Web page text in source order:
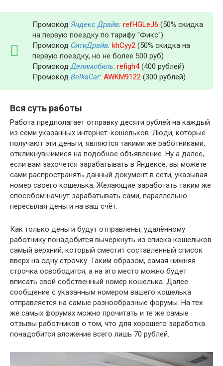
Промокод Яндекс Драйв: refHGLeJ6 (50% скидка
на первую поездку по тарифу "Фикс")
Промокод СитиДрайв: khCyy2 (50% скидка на
первую поездку, но не более 500 руб)
Промокод Делимобиль: refigh4(400 рублей)
Промокод BelkaCar: AWKM9122 (300 рублей)
Вся суть работы
Работа предполагает отправку десяти рублей на каждый
из семи указанных интернет-кошельков. Люди, которые
получают эти деньги, являются такими же работниками,
откликнувшимися на подобное объявление. Ну а далее,
если вам захочется зарабатывать в Яндексе, вы можете
сами распространять данный документ в сети, указывая
номер своего кошелька. Желающие заработать таким же
способом начнут зарабатывать сами, параллельно
пересылая деньги на ваш счёт.
Как только деньги будут отправлены, удалённому
работнику понадобится вычеркнуть из списка кошельков
самый верхний, который сместит составленный список
вверх на одну строчку. Таким образом, самая нижняя
строчка освободится, а на это место можно будет
вписать свой собственный номер кошелька. Далее
сообщение с указанным номером вашего кошелька
отправляется на самые разнообразные форумы. На тех
же самых форумах можно прочитать и те же самые
отзывы работников о том, что для хорошего заработка
понадобится вложение всего лишь 70 рублей.